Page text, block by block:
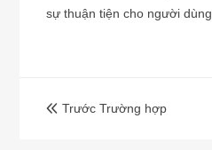
sự thuận tiện cho người dùng.
 Trước Trường hợp